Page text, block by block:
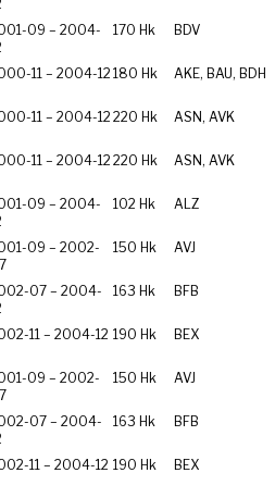
09 – 2004-
170 Hk BDV
11 – 2004-12 180 Hk AKE, BAU, BDH
11 – 2004-12 220 Hk ASN, AVK
11 – 2004-12 220 Hk ASN, AVK
09 – 2004-
102 Hk ALZ
09 – 2002-
150 Hk AVJ
07 – 2004-
163 Hk BFB
11 – 2004-12 190 Hk BEX
09 – 2002-
150 Hk AVJ
07 – 2004-
163 Hk BFB
11 – 2004-12 190 Hk BEX